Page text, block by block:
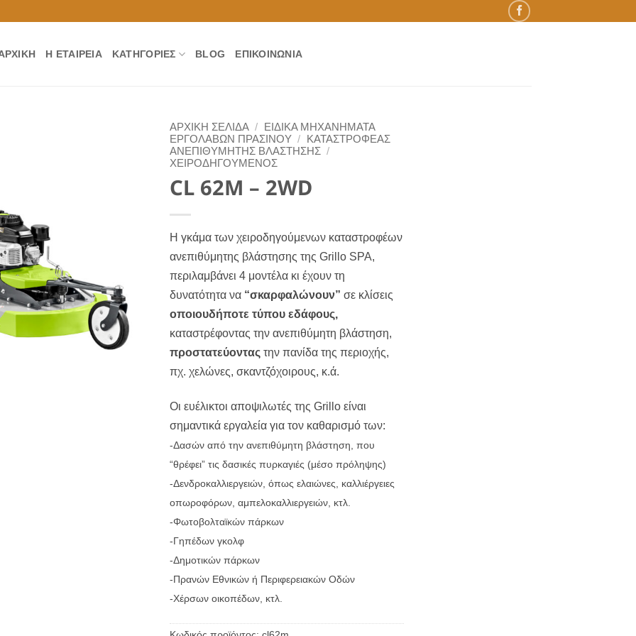
Η ΕΤΑΙΡΕΊΑ ΚΑΤΗΓΟΡΊΕΣ BLOG ΕΠΙΚΟΙΝΩΝΊΑ
ΑΡΧΙΚΉ ΣΕΛΊΔΑ /
ΕΙΔΙΚΑ ΜΗΧΑΝΗΜΑΤΑ
ΕΡΓΟΛΑΒΩΝ ΠΡΑΣΙΝΟΥ /
ΚΑΤΑΣΤΡΟΦΕΑΣ
ΑΝΕΠΙΘΥΜΗΤΗΣ ΒΛΑΣΤΗΣΗΣ /
ΧΕΙΡΟΔΗΓΟΥΜΕΝΟΣ
CL 62M – 2WD
Η γκάμα των χειροδηγούμενων καταστροφέων
ανεπιθύμητης βλάστησης της Grillo SPA,
περιλαμβάνει 4 μοντέλα κι έχουν τη
δυνατότητα να “σκαρφαλώνουν” σε κλίσεις
οποιουδήποτε τύπου εδάφους,
καταστρέφοντας την ανεπιθύμητη βλάστηση,
προστατεύοντας την πανίδα της περιοχής,
πχ. χελώνες, σκαντζόχοιρους, κ.ά.
Οι ευέλικτοι αποψιλωτές της Grillo είναι
σημαντικά εργαλεία για τον καθαρισμό των:
-Δασών από την ανεπιθύμητη βλάστηση, που
“θρέφει” τις δασικές πυρκαγιές (μέσο πρόληψης)
-Δενδροκαλλιεργειών, όπως ελαιώνες, καλλιέργειες
οπωροφόρων, αμπελοκαλλιεργειών, κτλ.
-Φωτοβολταϊκών πάρκων
-Γηπέδων γκολφ
-Δημοτικών πάρκων
-Πρανών Εθνικών ή Περιφερειακών Οδών
-Χέρσων οικοπέδων, κτλ.